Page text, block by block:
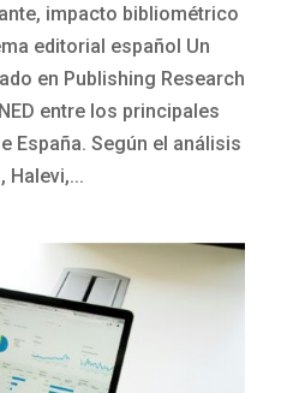
impacto bibliométrico
editorial español Un
en Publishing Research
entre los principales
España. Según el análisis
Halevi,...